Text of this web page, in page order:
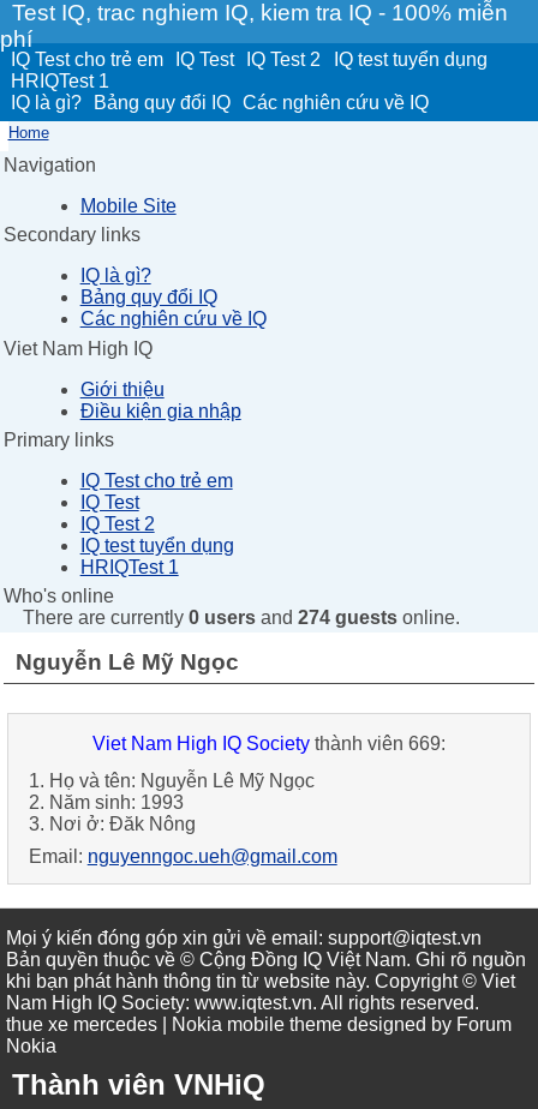
Test IQ, trac nghiem IQ, kiem tra IQ - 100% miễn
phí
IQ Test cho trẻ em IQ Test IQ Test 2
IQ test tuyển dụng
HRIQTest 1
IQ là gì?
Bảng quy đổi IQ Các nghiên cứu về IQ
Home
Navigation
Mobile Site
Secondary links
IQ là gì?
Bảng quy đổi IQ
Các nghiên cứu về IQ
Viet Nam High IQ
Giới thiệu
Điều kiện gia nhập
Primary links
IQ Test cho trẻ em
IQ Test
IQ Test 2
IQ test tuyển dụng
HRIQTest 1
Who's online
There are currently 0 usersand 274 guestsonline.
Nguyễn Lê Mỹ Ngọc
Viet Nam High IQ Societythành viên 669:
1. Họ và tên: Nguyễn Lê Mỹ Ngọc
2. Năm sinh: 1993
3. Nơi ở: Đăk Nông
Email: nguyenngoc.ueh@gmail.com
Mọi ý kiến đóng góp xin gửi về email: support@iqtest.vn
Bản quyền thuộc về © Cộng Đồng IQ Việt Nam. Ghi rõ nguồn
khi bạn phát hành thông tin từ website này. Copyright © Viet
Nam High IQ Society: www.iqtest.vn. All rights reserved.
thue xe mercedes | Nokia mobile theme designed by Forum
Nokia
Thành viên VNHiQ